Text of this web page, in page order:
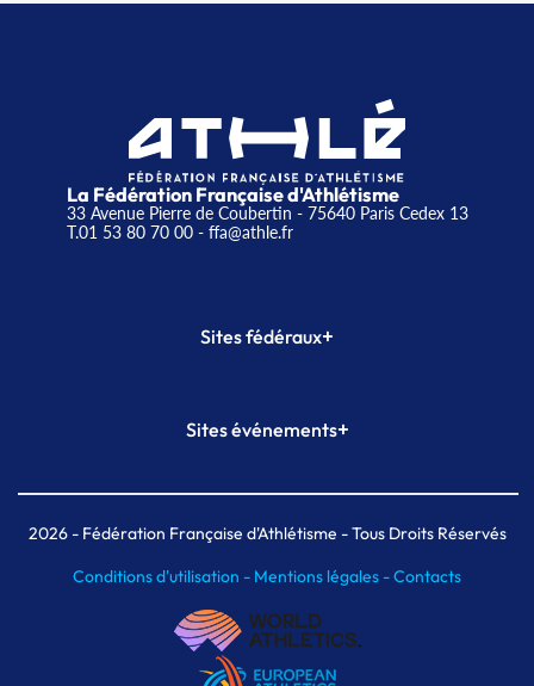
La Fédération Française d'Athlétisme
33 Avenue Pierre de Coubertin - 75640 Paris Cedex 13
T.01 53 80 70 00- ffa@athle.fr
Sites fédéraux+
Plateforme Formation
Sites événements+
Meeting de Paris indoor
MAIF Ekiden de Paris
2026- Fédération Française d'Athlétisme - Tous Droits Réservés
Conditions d'utilisation - Mentions légales -Contacts